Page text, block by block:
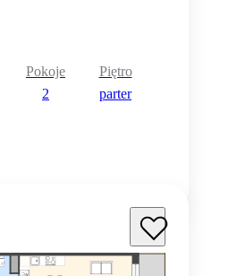
Pokoje
2
Piętro
parter